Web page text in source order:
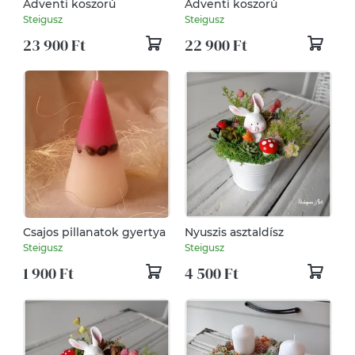
Adventi koszorú
Steigusz
23 900 Ft
Adventi koszorú
Steigusz
22 900 Ft
Csajos pillanatok gyertya
Steigusz
1 900 Ft
Nyuszis asztaldísz
Steigusz
4 500 Ft